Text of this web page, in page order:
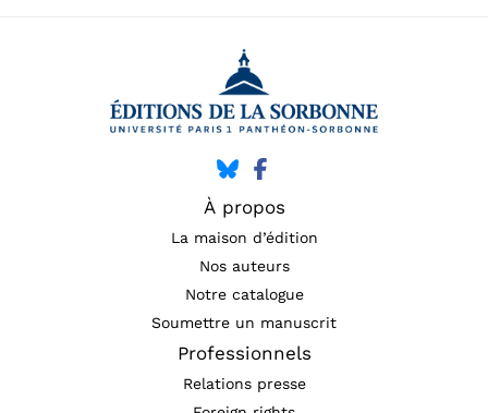
À propos
La maison d’édition
Nos auteurs
Notre catalogue
Soumettre un manuscrit
Professionnels
Relations presse